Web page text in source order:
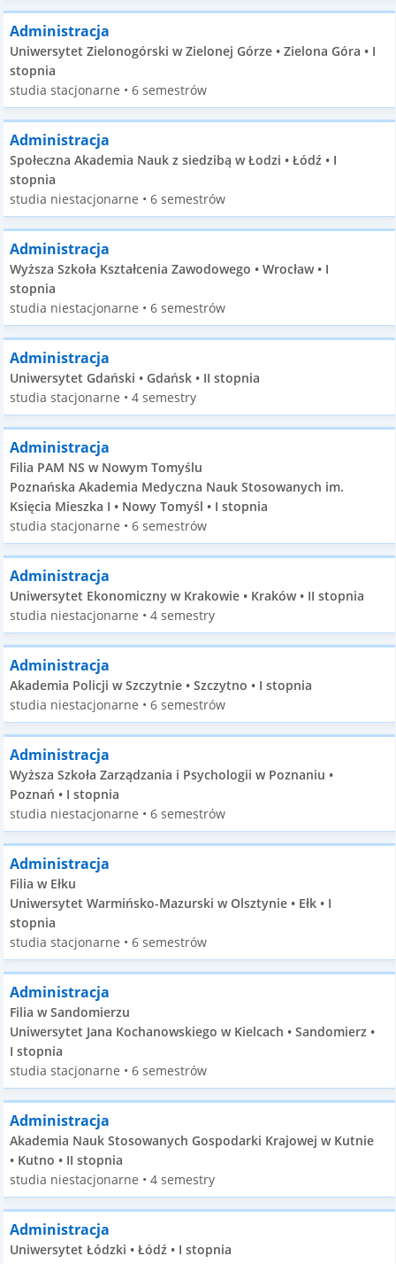
Administracja
Uniwersytet Zielonogórski w Zielonej Górze • Zielona Góra • I
stopnia
studia stacjonarne • 6 semestrów
Administracja
Społeczna Akademia Nauk z siedzibą w Łodzi • Łódź • I
stopnia
studia niestacjonarne • 6 semestrów
Administracja
Wyższa Szkoła Kształcenia Zawodowego • Wrocław • I
stopnia
studia niestacjonarne • 6 semestrów
Administracja
Uniwersytet Gdański • Gdańsk • II stopnia
studia stacjonarne • 4 semestry
Administracja
Filia PAM NS w Nowym Tomyślu
Poznańska Akademia Medyczna Nauk Stosowanych im.
Księcia Mieszka I • Nowy Tomyśl • I stopnia
studia stacjonarne • 6 semestrów
Administracja
Uniwersytet Ekonomiczny w Krakowie • Kraków • II stopnia
studia niestacjonarne • 4 semestry
Administracja
Akademia Policji w Szczytnie • Szczytno • I stopnia
studia niestacjonarne • 6 semestrów
Administracja
Wyższa Szkoła Zarządzania i Psychologii w Poznaniu •
Poznań • I stopnia
studia niestacjonarne • 6 semestrów
Administracja
Filia w Ełku
Uniwersytet Warmińsko-Mazurski w Olsztynie • Ełk • I
stopnia
studia stacjonarne • 6 semestrów
Administracja
Filia w Sandomierzu
Uniwersytet Jana Kochanowskiego w Kielcach • Sandomierz •
I stopnia
studia stacjonarne • 6 semestrów
Administracja
Akademia Nauk Stosowanych Gospodarki Krajowej w Kutnie
• Kutno • II stopnia
studia niestacjonarne • 4 semestry
Administracja
Uniwersytet Łódzki • Łódź • I stopnia